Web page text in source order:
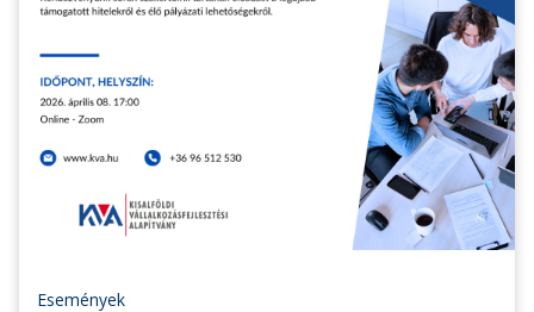
Események